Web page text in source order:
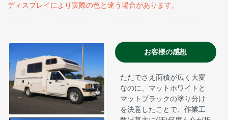
ディスプレイにより実際の色と違う場合があります。
お客様の感想
ただでさえ面積が広く大変
なのに、マットホワイトと
マットブラックの塗り分け
を決意したことで、作業工